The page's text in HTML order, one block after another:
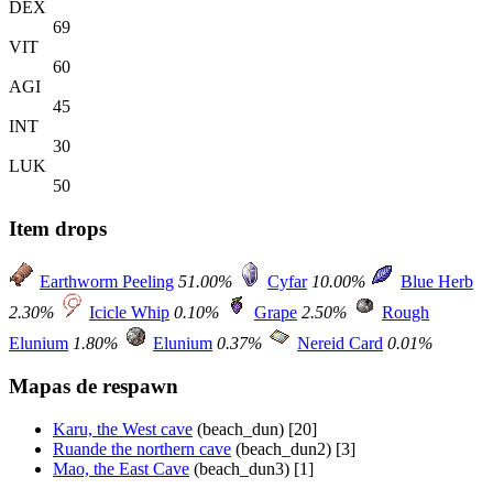
DEX
69
VIT
60
AGI
45
INT
30
LUK
50
Item drops
Earthworm Peeling 51.00% Cyfar 10.00%
Blue Herb
2.30%
Icicle Whip 0.10% Grape 2.50%
Rough
Elunium 1.80% Elunium 0.37% Nereid Card 0.01%
Mapas de respawn
Karu, the West cave (beach_dun) [20]
Ruande the northern cave (beach_dun2) [3]
Mao, the East Cave (beach_dun3) [1]